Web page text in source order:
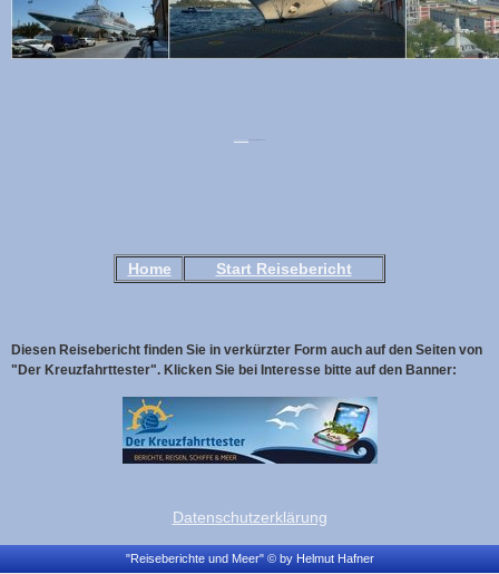
Home Start Reisebericht
Diesen Reisebericht finden Sie in verkürzter Form auch auf den Seiten von
"Der Kreuzfahrttester". Klicken Sie bei Interesse bitte auf den Banner:
Datenschutzerklärung
"Reiseberichte und Meer" © by Helmut Hafner